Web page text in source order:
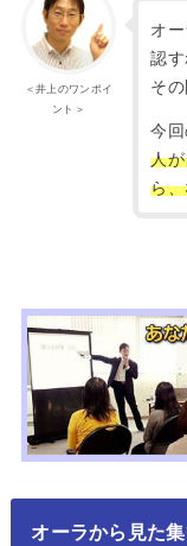
＜井上のワンポイ
ント＞
オ
認
そ
今
人
ら
オーラから見た